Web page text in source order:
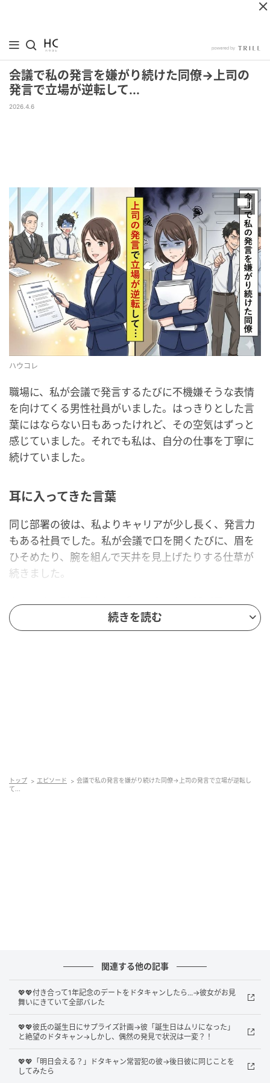
会議で私の発言を嫌がり続けた同僚→上司の
発言で立場が逆転して...
2026.4.6
ハウコレ
職場に、私が会議で発言するたびに不機嫌そうな表情
を向けてくる男性社員がいました。はっきりとした言
葉にはならない日もあったけれど、その空気はずっと
感じていました。それでも私は、自分の仕事を丁寧に
続けていました。
耳に入ってきた言葉
同じ部署の彼は、私よりキャリアが少し長く、発言力
もある社員でした。私が会議で口を開くたびに、眉を
ひそめたり、腕を組んで天井を見上げたりする仕草が
続きました。
あるとき、別の同僚から「あの人、女は話が長いって
よく言ってるよ」と教えてもらいました。面と向かっ
て言われたわけではないけれど、そういうことだった
寧に整理し、伝えるべき要点を絞り込み、話す順序ま
彼の話は、気がつくとかなりの時間が経っていまし
た。要点がまとまらないまま、エピソードを次々と重
ねていく語り口になっていきました。そのとき、上司
が穏やかな声で口を開きました。「君の話はとっても
長い。もう少し整理してから話して欲しい」。
「女は話が長い」と言い続けていた彼が、上司からそ
う言われた瞬間でした。少し間があってから、上司が
続きを読む
トップ エピソード
会議で私の発言を嫌がり続けた同僚→上司の発言で立場が逆転し
て...
関連する他の記事
💖💖付き合って1年記念のデートをドタキャンしたら...→彼女がお見
舞いにきていて全部バレた
💖💖彼氏の誕生日にサプライズ計画→彼「誕生日はムリになった」
と絶望のドタキャン→しかし、偶然の発見で状況は一変？！
💖💖「明日会える？」ドタキャン常習犯の彼→後日彼に同じことを
してみたら